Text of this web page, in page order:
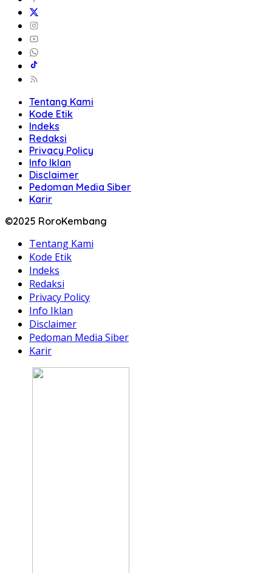
Tentang Kami
Kode Etik
Indeks
Redaksi
Privacy Policy
Info Iklan
Disclaimer
Pedoman Media Siber
Karir
©2025 RoroKembang
Tentang Kami
Kode Etik
Indeks
Redaksi
Privacy Policy
Info Iklan
Disclaimer
Pedoman Media Siber
Karir